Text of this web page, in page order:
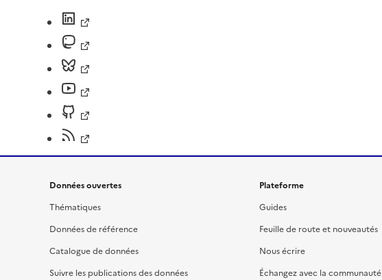
Données ouvertes
Thématiques
Données de référence
Catalogue de données
Suivre les publications des données
Plateforme
Guides
Feuille de route et nouveautés
Nous écrire
Échangez avec la communauté